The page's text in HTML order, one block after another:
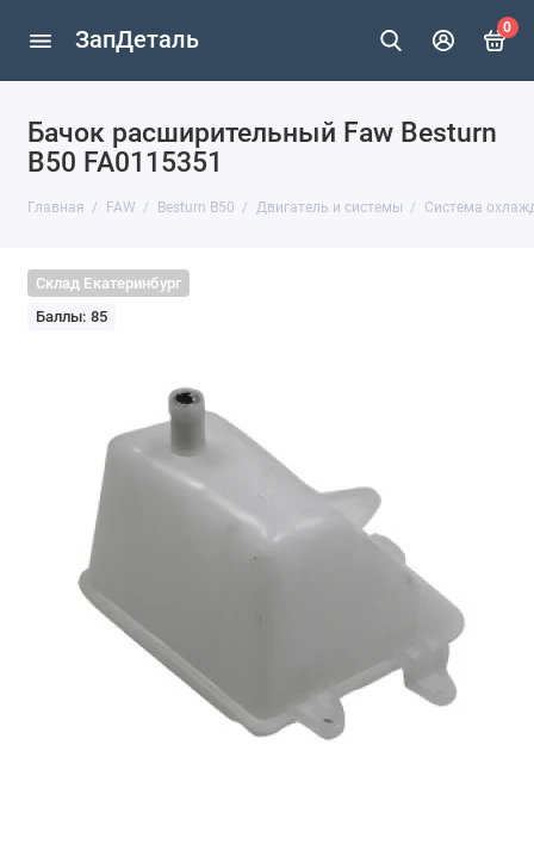
ЗапДеталь 0
Бачок расширительный Faw Besturn
B50 FA0115351
Главная FAW Besturn B50 Двигатель и системы Система
Склад Екатеринбург
Баллы: 85